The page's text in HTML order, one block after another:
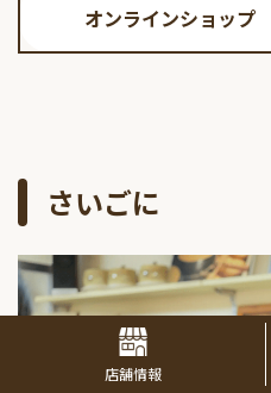
オンラインショップ
さいごに
店舗情報